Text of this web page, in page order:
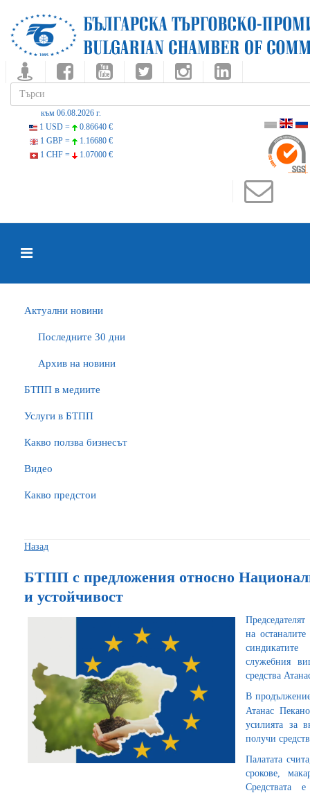
към 06.08.2026 г.
1 USD =
0.86640 €
1 GBP =
1.16680 €
1 CHF =
1.07000 €
Актуални новини
Последните 30 дни
Архив на новини
БTПП в медиите
Услуги в БТПП
Какво ползва бизнесът
Видео
Какво предстои
Назад
БТПП с предложения относно
и устойчивост
на
служебния
средства
В
Атанас
усилията за
получи
Палатата
срокове,
Средствата